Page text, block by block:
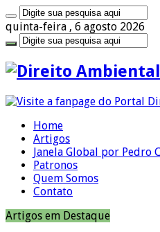
quinta-feira , 6 agosto 2026
Home
Artigos
Janela Global por Pedro
Patronos
Quem Somos
Contato
Artigos em Destaque